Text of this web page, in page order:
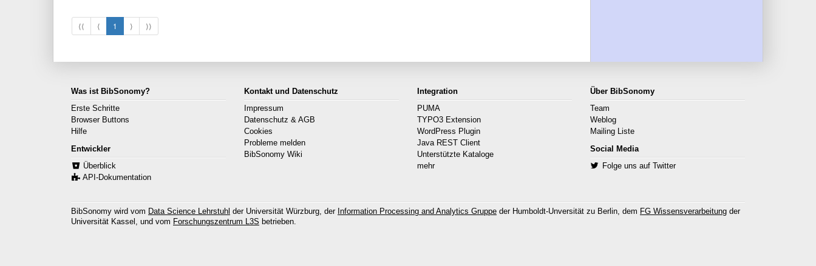
⟨⟨ ⟨ 1 ⟩ ⟩⟩
Was ist BibSonomy?
Erste Schritte
Browser Buttons
Hilfe
Entwickler
Überblick
API-Dokumentation
Kontakt und Datenschutz
Impressum
Datenschutz & AGB
Cookies
Probleme melden
BibSonomy Wiki
Integration
PUMA
TYPO3 Extension
WordPress Plugin
Java REST Client
Unterstützte Kataloge
mehr
Über BibSonomy
Team
Weblog
Mailing Liste
Social Media
Folge uns auf Twitter
BibSonomy wird vom Data Science Lehrstuhl der Universität Würzburg, der Information Processing and Analytics Gruppe der Humboldt-Unversität zu Berlin, dem FG Wissensverarbeitung der
Universität Kassel, und vom Forschungszentrum L3S betrieben.